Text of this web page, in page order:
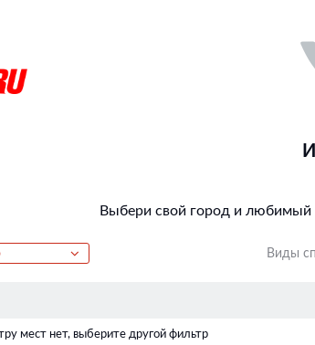
Выбери свой город и любимый
Виды
мест нет, выберите другой фильтр